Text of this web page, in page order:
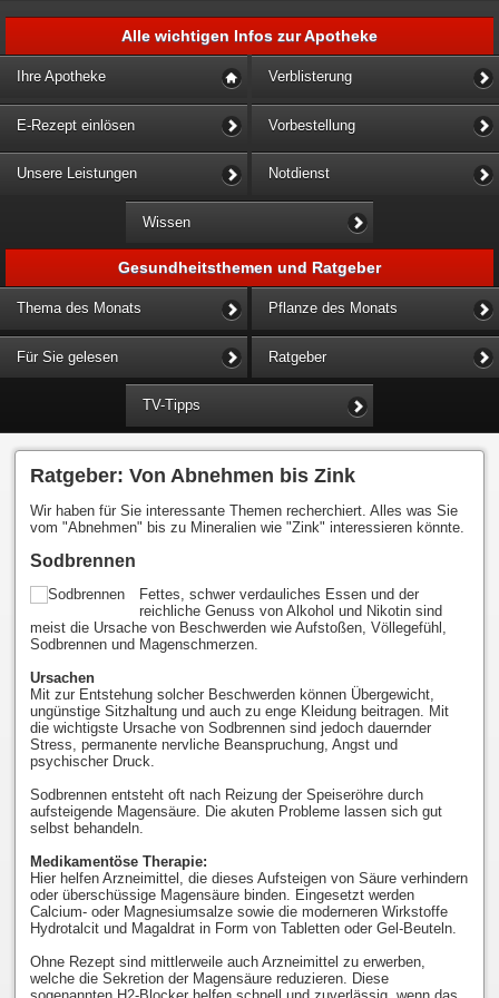
Alle wichtigen Infos zur Apotheke
Ihre Apotheke Verblisterung
E-Rezept einlösen Vorbestellung
Unsere Leistungen Notdienst
Wissen
Gesundheitsthemen und Ratgeber
Thema des Monats Pflanze des Monats
Für Sie gelesen Ratgeber
TV-Tipps
Ratgeber: Von Abnehmen bis Zink
Wir haben für Sie interessante Themen recherchiert. Alles was Sie
vom "Abnehmen" bis zu Mineralien wie "Zink" interessieren könnte.
Sodbrennen
Fettes, schwer verdauliches Essen und der
reichliche Genuss von Alkohol und Nikotin sind
meist die Ursache von Beschwerden wie Aufstoßen, Völlegefühl,
Sodbrennen und Magenschmerzen.
Ursachen
Mit zur Entstehung solcher Beschwerden können Übergewicht,
ungünstige Sitzhaltung und auch zu enge Kleidung beitragen. Mit
die wichtigste Ursache von Sodbrennen sind jedoch dauernder
Stress, permanente nervliche Beanspruchung, Angst und
psychischer Druck.
Sodbrennen entsteht oft nach Reizung der Speiseröhre durch
aufsteigende Magensäure. Die akuten Probleme lassen sich gut
selbst behandeln.
Medikamentöse Therapie:
Hier helfen Arzneimittel, die dieses Aufsteigen von Säure verhindern
oder überschüssige Magensäure binden. Eingesetzt werden
Calcium- oder Magnesiumsalze sowie die moderneren Wirkstoffe
Hydrotalcit und Magaldrat in Form von Tabletten oder Gel-Beuteln.
Ohne Rezept sind mittlerweile auch Arzneimittel zu erwerben,
welche die Sekretion der Magensäure reduzieren. Diese